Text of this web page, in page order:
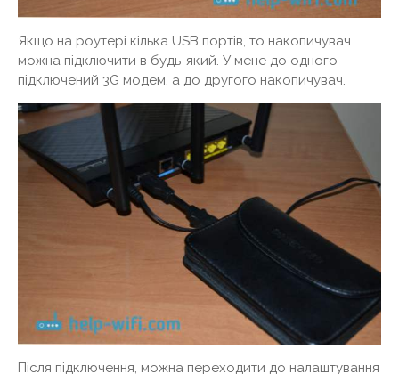
Якщо на роутері кілька USB портів, то накопичувач
можна підключити в будь-який. У мене до одного
підключений 3G модем, а до другого накопичувач.
Після підключення, можна переходити до налаштування